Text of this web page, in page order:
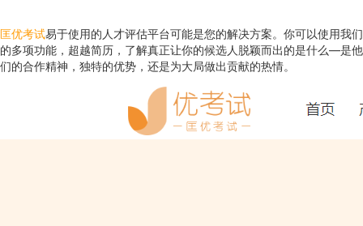
匡优考试易于使用的人才评估平台可能是您的解决方案。你可以使用我们
的多项功能，超越简历，了解真正让你的候选人脱颖而出的是什么—是他
们的合作精神，独特的优势，还是为大局做出贡献的热情。